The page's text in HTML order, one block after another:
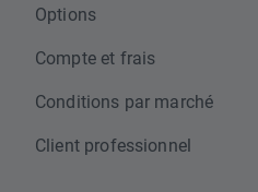
Options
Compte et frais
Conditions par marché
Client professionnel